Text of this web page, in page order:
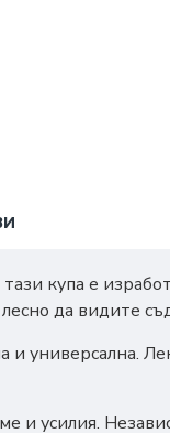
купа е
да видите
универсална.
и усилия.